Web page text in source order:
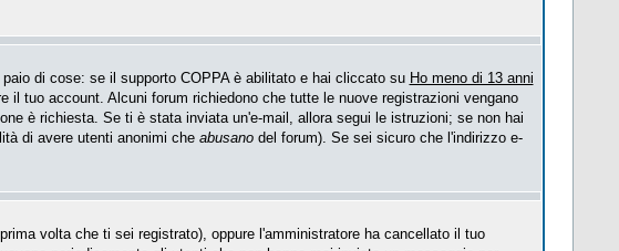
di cose: se il supporto COPPA è abilitato e hai cliccato su Ho meno di 13 anni
tuo account. Alcuni forum richiedono che tutte le nuove registrazioni vengano
è richiesta. Se ti è stata inviata un'e-mail, allora segui le istruzioni; se non hai
di avere utenti anonimi che abusanodel forum). Se sei sicuro che l'indirizzo e-
volta che ti sei registrato), oppure l'amministratore ha cancellato il tuo